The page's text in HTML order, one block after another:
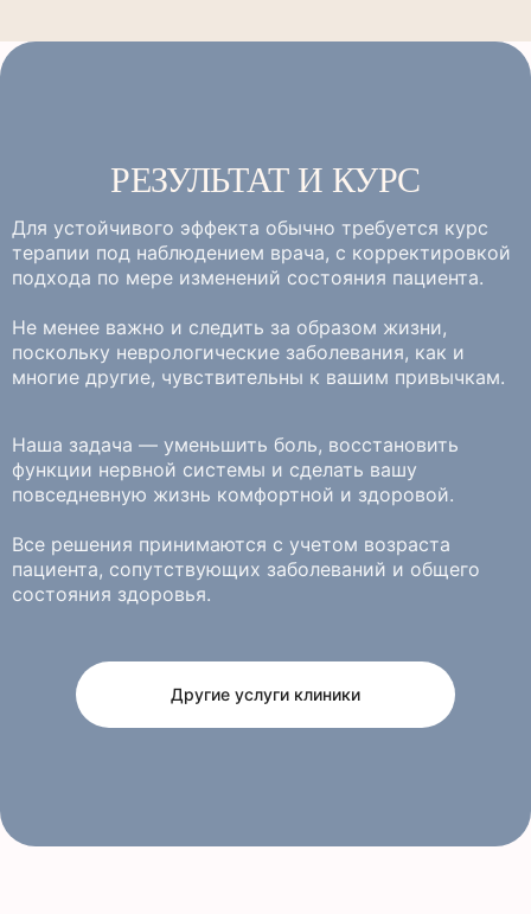
РЕЗУЛЬТАТ И КУРС
Для устойчивого эффекта обычно требуется курс
терапии под наблюдением врача, с корректировкой
подхода по мере изменений состояния пациента.
Не менее важно и следить за образом жизни,
поскольку неврологические заболевания, как и
многие другие, чувствительны к вашим привычкам.
Наша задача — уменьшить боль, восстановить
функции нервной системы и сделать вашу
повседневную жизнь комфортной и здоровой.
Все решения принимаются с учетом возраста
пациента, сопутствующих заболеваний и общего
состояния здоровья.
Другие услуги клиники